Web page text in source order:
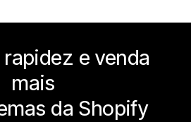
e venda
mais
da Shopify